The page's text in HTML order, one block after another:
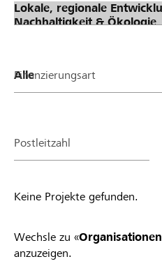
Finanzierungsart
Postleitzahl
Keine Projekte gefunden.
Wechsle zu «Organisationen
anzuzeigen.